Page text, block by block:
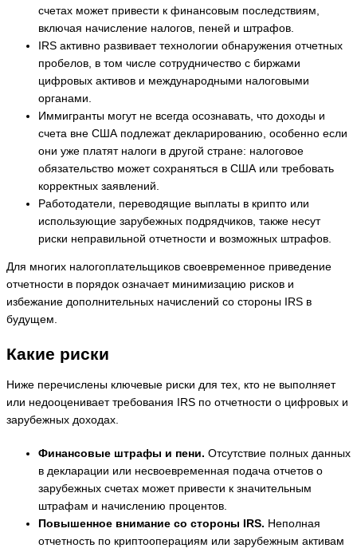
счетах может привести к финансовым последствиям,
включая начисление налогов, пеней и штрафов.
IRS активно развивает технологии обнаружения отчетных
пробелов, в том числе сотрудничество с биржами
цифровых активов и международными налоговыми
органами.
Иммигранты могут не всегда осознавать, что доходы и
счета вне США подлежат декларированию, особенно если
они уже платят налоги в другой стране: налоговое
обязательство может сохраняться в США или требовать
корректных заявлений.
Работодатели, переводящие выплаты в крипто или
использующие зарубежных подрядчиков, также несут
риски неправильной отчетности и возможных штрафов.
Для многих налогоплательщиков своевременное приведение
отчетности в порядок означает минимизацию рисков и
избежание дополнительных начислений со стороны IRS в
будущем.
Какие риски
Ниже перечислены ключевые риски для тех, кто не выполняет
или недооценивает требования IRS по отчетности о цифровых и
зарубежных доходах.
Финансовые штрафы и пени. Отсутствие полных данных
в декларации или несвоевременная подача отчетов о
зарубежных счетах может привести к значительным
штрафам и начислению процентов.
Повышенное внимание со стороны IRS. Неполная
отчетность по криптооперациям или зарубежным активам